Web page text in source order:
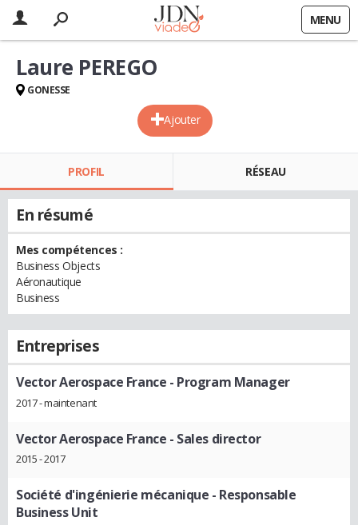
MENU
Ajouter
Laure PEREGO
GONESSE
PROFIL RÉSEAU
En résumé
Mes compétences :
Business Objects
Aéronautique
Business
Entreprises
Vector Aerospace France - Program Manager
2017 - maintenant
Vector Aerospace France - Sales director
2015 - 2017
Société d'ingénierie mécanique - Responsable
Business Unit